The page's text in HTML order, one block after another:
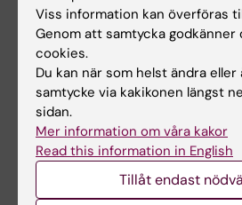
Dela
Relaterat
Ny studie undersöker hur
halsbränna påverkar njurar och
Viss information kan överföras
Genom att samtycka godkänner
cookies.
Du kan när som helst ändra
samtycke via kakikonen längst
sidan.
Mer information om våra kakor
Read this information in English
Tillåt endast